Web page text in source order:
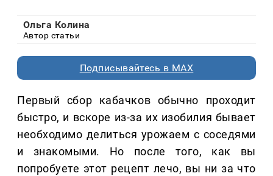
Ольга Колина
Автор статьи
Подписывайтесь в MAX
Первый сбор кабачков обычно проходит
быстро, и вскоре из-за их изобилия бывает
необходимо делиться урожаем с соседями
и знакомыми. Но после того, как вы
попробуете этот рецепт лечо, вы ни за что